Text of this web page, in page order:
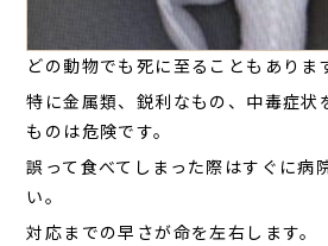
どの動物でも死に至ることもありま
特に金属類、鋭利なもの、中毒症状
ものは危険です。
誤って食べてしまった際はすぐに病
い。
対応までの早さが命を左右します。